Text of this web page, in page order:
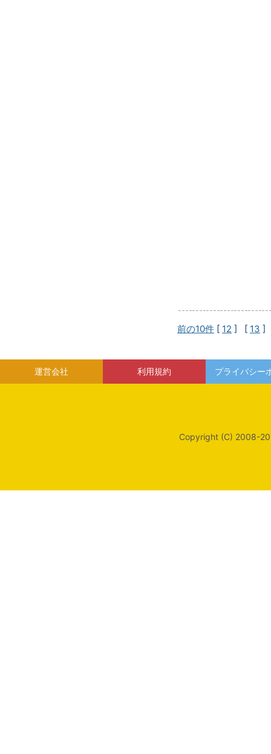
前の10件 [ 12 ] [ 13 ]
運営会社 利用規約 プライバシー
Copyright (C) 2008-